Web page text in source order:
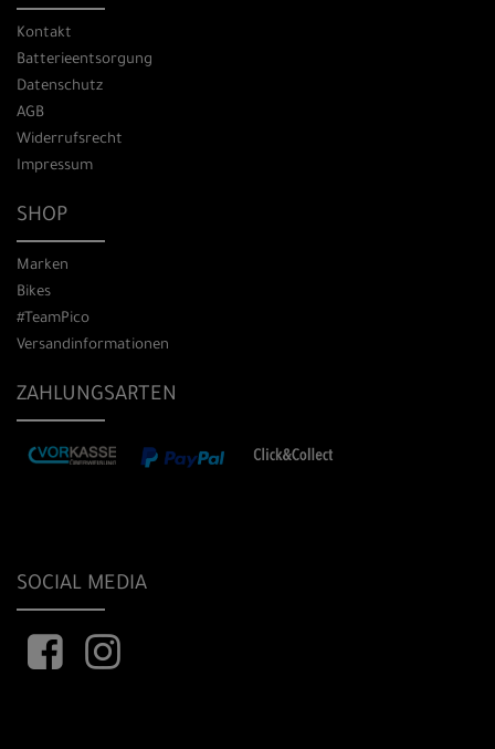
Kontakt
Batterieentsorgung
Datenschutz
AGB
Widerrufsrecht
Impressum
SHOP
Marken
Bikes
#TeamPico
Versandinformationen
ZAHLUNGSARTEN
SOCIAL MEDIA